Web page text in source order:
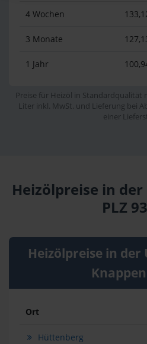
4 Wochen
3 Monate
1 Jahr
Preise für Heizöl in Standardqualität
Liter inkl. MwSt. und Lieferung bei
einer
Heizölpreise in
PLZ
Heizölpreise in der
Ort
Hüttenberg